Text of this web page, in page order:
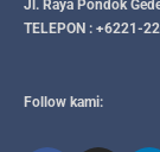
Jl. Raya Pondok
TELEPON : +6221-
Follow kami: